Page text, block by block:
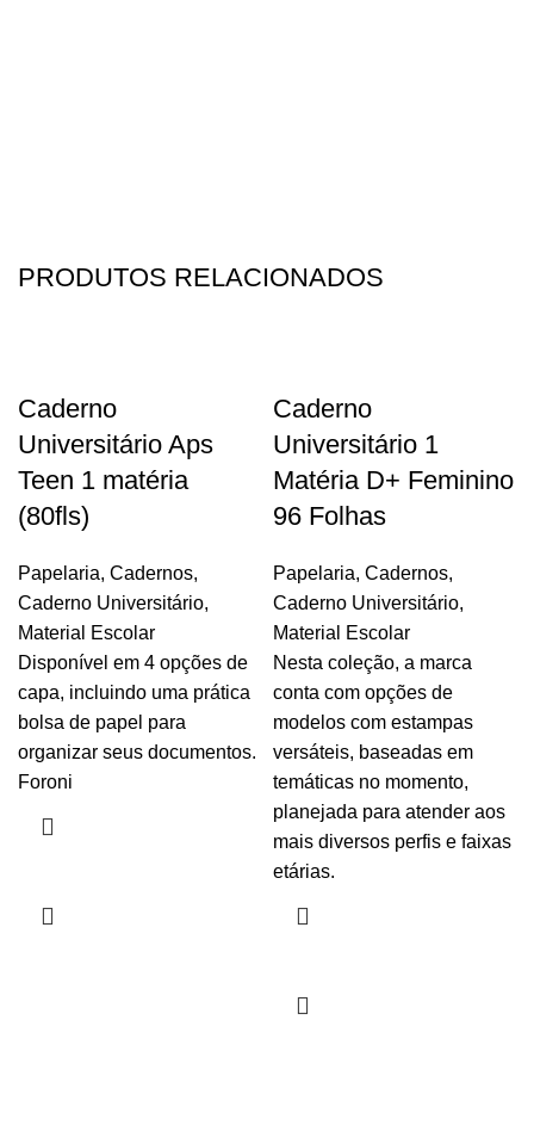
PRODUTOS RELACIONADOS
Caderno
Universitário Aps
Teen 1 matéria
(80fls)
Papelaria, Cadernos,
Caderno Universitário,
Material Escolar
Disponível em 4 opções de
capa, incluindo uma prática
bolsa de papel para
organizar seus documentos.
Foroni
Caderno
Universitário 1
Matéria D+ Feminino
96 Folhas
Papelaria, Cadernos,
Caderno Universitário,
Material Escolar
Nesta coleção, a marca
conta com opções de
modelos com estampas
versáteis, baseadas em
temáticas no momento,
planejada para atender aos
mais diversos perfis e faixas
etárias.